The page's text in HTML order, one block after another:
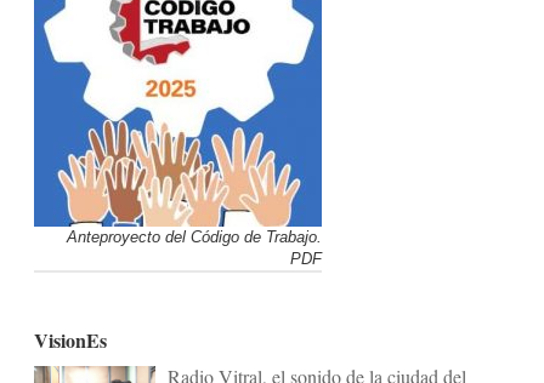
Anteproyecto del Código de Trabajo.
PDF
VisionEs
Radio Vitral, el sonido de la ciudad del